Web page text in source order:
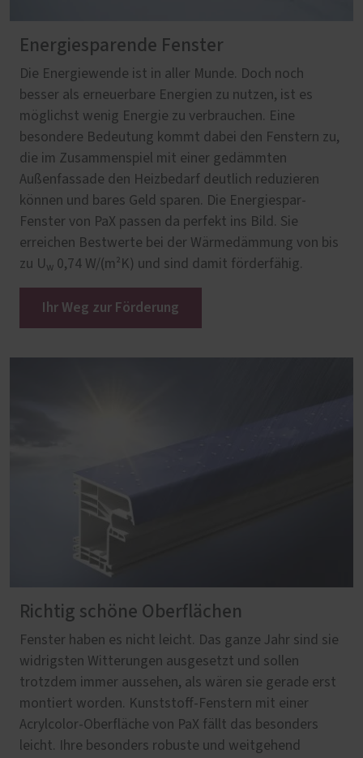
Energiesparende Fenster
Die Energiewende ist in aller Munde. Doch noch
besser als erneuerbare Energien zu nutzen, ist es
möglichst wenig Energie zu verbrauchen. Eine
besondere Bedeutung kommt dabei den Fenstern zu,
die im Zusammenspiel mit einer gedämmten
Außenfassade den Heizbedarf deutlich reduzieren
können und bares Geld sparen. Die Energiespar-
Fenster von PaX passen da perfekt ins Bild. Sie
erreichen Bestwerte bei der Wärmedämmung von bis
zu U w 0,74 W/(m²K) und sind damit förderfähig.
Ihr Weg zur Förderung
Richtig schöne Oberflächen
Fenster haben es nicht leicht. Das ganze Jahr sind sie
widrigsten Witterungen ausgesetzt und sollen
trotzdem immer aussehen, als wären sie gerade erst
montiert worden. Kunststoff-Fenstern mit einer
Acrylcolor-Oberfläche von PaX fällt das besonders
leicht. Ihre besonders robuste und weitgehend